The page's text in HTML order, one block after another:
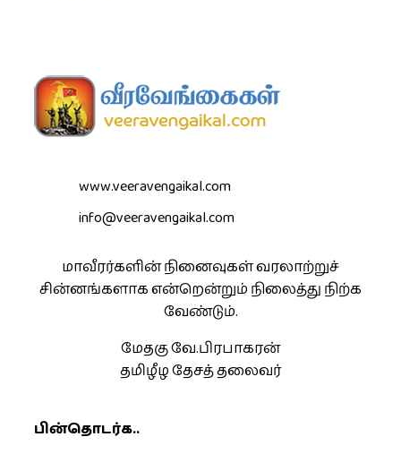
www.veeravengaikal.com
info@veeravengaikal.com
மாவீரர்களின் நினைவுகள் வரலாற்றுச்
சின்னங்களாக என்றென்றும் நிலைத்து நிற்க
வேண்டும்.
மேதகு வே.பிரபாகரன்
தமிழீழ தேசத் தலைவர்
பின்தொடர்க..